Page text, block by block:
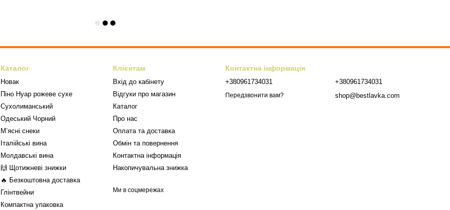
Каталог
Новак
Піно Нуар рожеве сухе
Сухолиманський
Одеський Чорний
М’ясні снеки
Італійські вина
Молдавські вина
🙌 Щотижневі знижки
🔥 Безкоштовна доставка
Глінтвейни
Компактна упаковка
Клієнтам
Вхід до кабінету
Відгуки про магазин
Каталог
Про нас
Оплата та доставка
Обмін та повернення
Контактна інформація
Накопичувальна знижка
Ми в соцмережах
Контактна інформація
+380961734031
Передзвонити вам?
+380961734031
shop@bestlavka.com